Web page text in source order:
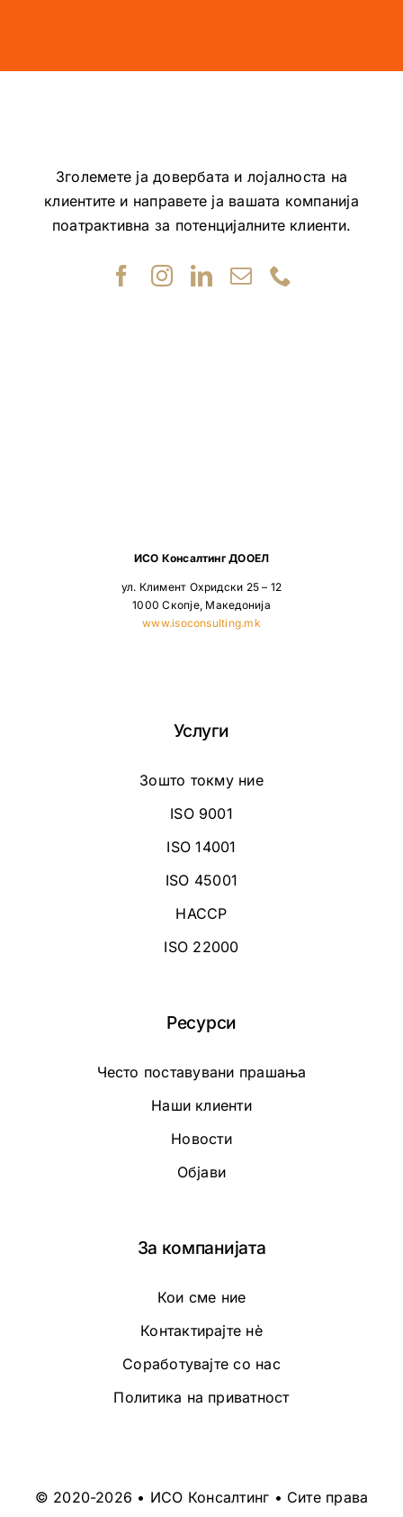
Зголемете ја довербата и лојалноста на
клиентите и направете ја вашата компанија
поатрактивна за потенцијалните клиенти.
ИСО Консалтинг ДООЕЛ
ул. Климент Охридски 25 – 12
1000 Скопје, Македонија
www.isoconsulting.mk
Услуги
Зошто токму ние
ISO 9001
ISO 14001
ISO 45001
HACCP
ISO 22000
Ресурси
Често поставувани прашања
Наши клиенти
Новости
Објави
За компанијата
Кои сме ние
Контактирајте нè
Соработувајте со нас
Политика на приватност
© 2020-2026 • ИСО Консалтинг • Сите права